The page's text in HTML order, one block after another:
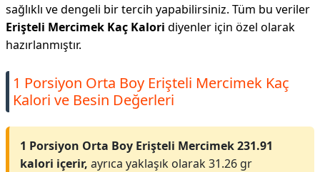
sağlıklı ve dengeli bir tercih yapabilirsiniz. Tüm bu veriler
Erişteli Mercimek Kaç Kalori diyenler için özel olarak
hazırlanmıştır.
1 Porsiyon Orta Boy Erişteli Mercimek Kaç
Kalori ve Besin Değerleri
1 Porsiyon Orta Boy Erişteli Mercimek 231.91
kalori içerir, ayrıca yaklaşık olarak 31.26 gr